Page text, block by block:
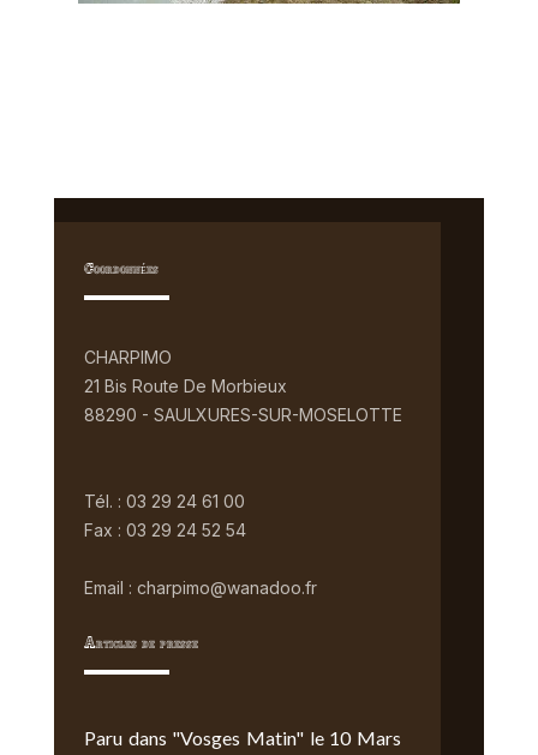
Coordonnées
CHARPIMO
21 Bis Route De Morbieux
88290 - SAULXURES-SUR-MOSELOTTE
Tél. : 03 29 24 61 00
Fax : 03 29 24 52 54
Email : charpimo@wanadoo.fr
Articles de presse
Paru dans "Vosges Matin" le 10 Mars